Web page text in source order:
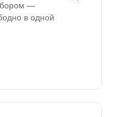
—
в одной